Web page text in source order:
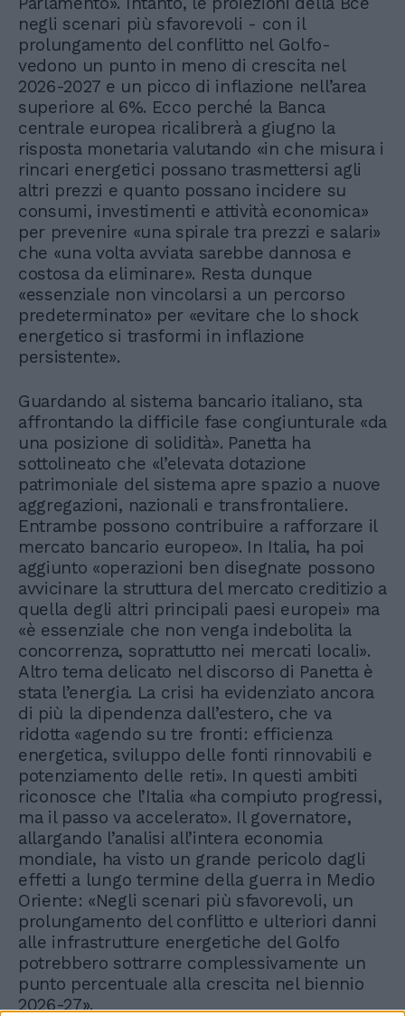
negli scenari più sfavorevoli - con il
prolungamento del conflitto nel Golfo-
vedono un punto in meno di crescita nel
2026-2027 e un picco di inflazione nell’area
superiore al 6%. Ecco perché la Banca
centrale europea ricalibrerà a giugno la
risposta monetaria valutando «in che misura i
rincari energetici possano trasmettersi agli
altri prezzi e quanto possano incidere su
consumi, investimenti e attività economica»
per prevenire «una spirale tra prezzi e salari»
che «una volta avviata sarebbe dannosa e
costosa da eliminare». Resta dunque
«essenziale non vincolarsi a un percorso
predeterminato» per «evitare che lo shock
energetico si trasformi in inflazione
persistente».
Guardando al sistema bancario italiano, sta
affrontando la difficile fase congiunturale «da
una posizione di solidità». Panetta ha
sottolineato che «l’elevata dotazione
patrimoniale del sistema apre spazio a nuove
aggregazioni, nazionali e transfrontaliere.
Entrambe possono contribuire a rafforzare il
mercato bancario europeo». In Italia, ha poi
aggiunto «operazioni ben disegnate possono
avvicinare la struttura del mercato creditizio a
quella degli altri principali paesi europei» ma
«è essenziale che non venga indebolita la
concorrenza, soprattutto nei mercati locali».
Altro tema delicato nel discorso di Panetta è
stata l’energia. La crisi ha evidenziato ancora
di più la dipendenza dall’estero, che va
ridotta «agendo su tre fronti: efficienza
energetica, sviluppo delle fonti rinnovabili e
potenziamento delle reti». In questi ambiti
riconosce che l’Italia «ha compiuto progressi,
ma il passo va accelerato». Il governatore,
allargando l’analisi all’intera economia
mondiale, ha visto un grande pericolo dagli
effetti a lungo termine della guerra in Medio
Oriente: «Negli scenari più sfavorevoli, un
prolungamento del conflitto e ulteriori danni
alle infrastrutture energetiche del Golfo
potrebbero sottrarre complessivamente un
punto percentuale alla crescita nel biennio
2026-27».